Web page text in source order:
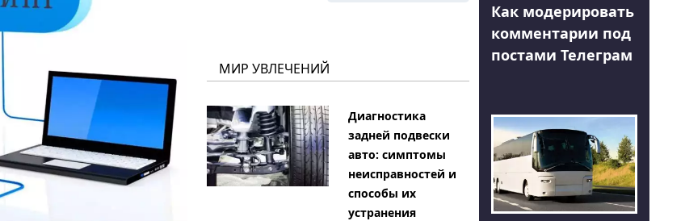
МИР УВЛЕЧЕНИЙ
Диагностика
задней подвески
авто: симптомы
неисправностей и
способы их
устранения
Как модерировать
комментарии под
постами Телеграм